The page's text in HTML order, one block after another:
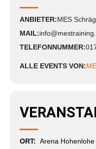
ANBIETER:MES
MAIL:
TELEFONNUMMER:
ALLE EVENTS VON:
ORT: Arena Hohenlohe